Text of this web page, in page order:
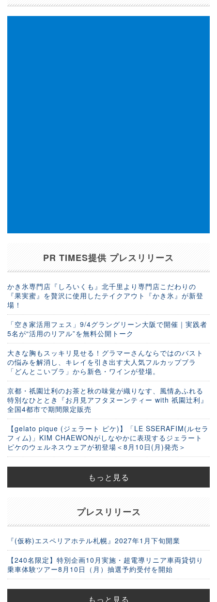
PR TIMES提供 プレスリリース
かき氷専門店『しろいくも』北千里より専門店こだわりの
『果実蜜』を贅沢に使用したテイクアウト『かき氷』が新登
場！
「空き家活用フェス」9/4グラングリーン大阪で開催｜実践者
5名が“活用のリアル”を無料公開トーク
大きな胸もスッキリ見せる！グラマーさんならではのバスト
の悩みを解消し、キレイを引き出す大人気フルカップブラ
「どんとこいブラ」から新色・ワインが登場。
京都・祇園辻利のお茶と秋の味覚が織りなす、風情あふれる
特別なひととき『お月見アフタヌーンティー with 祇園辻利』
全国4都市で期間限定販売
【gelato pique (ジェラート ピケ)】「LE SSERAFIM(ルセラ
フィム)」KIM CHAEWONがしなやかに表現するジェラート
ピケのウェルネスウェアが初登場＜8月10日(月)発売＞
もっと見る
プレスリリース
『(仮称)エスペリアホテル札幌』2027年1月下旬開業
【240名限定】特別企画10月実施・超電導リニア車両貸切り
乗車体験ツアー8月10日（月）抽選予約受付を開始
もっと見る